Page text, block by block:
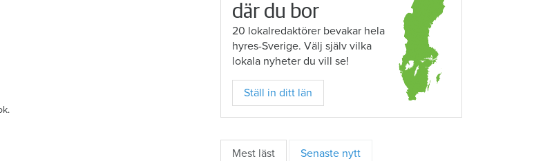
där du bor
20 lokalredaktörer bevakar hela
hyres-Sverige. Välj själv vilka
lokala nyheter du vill se!
Ställ in ditt län
Mest läst Senaste nytt